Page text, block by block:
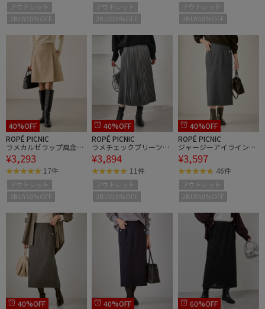
アウトレット
2BUY10%OFF
アウトレット
2BUY10%OFF
アウトレット
2BUY10%OFF
40%OFF
ROPÉ PICNIC
ラメカルゼラップ風金ボ
タンミニスカート
¥3,293
17件
アウトレット
2BUY10%OFF
40%OFF
ROPÉ PICNIC
ラメチェックプリーツス
カート/着丈が選べる
¥3,894
11件
アウトレット
2BUY10%OFF
40%OFF
ROPÉ PICNIC
ジャージーアイラインス
カート
¥3,597
46件
アウトレット
2BUY10%OFF
40%OFF
40%OFF
60%OFF